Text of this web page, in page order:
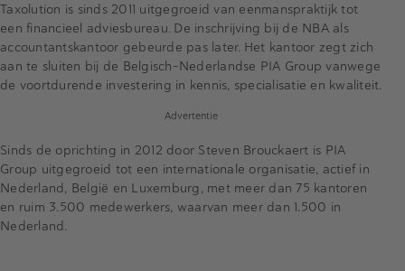
Taxolution is sinds 2011 uitgegroeid van eenmanspraktijk tot
een financieel adviesbureau. De inschrijving bij de NBA als
accountantskantoor gebeurde pas later. Het kantoor zegt zich
aan te sluiten bij de Belgisch-Nederlandse PIA Group vanwege
de voortdurende investering in kennis, specialisatie en kwaliteit.
Advertentie
Sinds de oprichting in 2012 door Steven Brouckaert is PIA
Group uitgegroeid tot een internationale organisatie, actief in
Nederland, België en Luxemburg, met meer dan 75 kantoren
en ruim 3.500 medewerkers, waarvan meer dan 1.500 in
Nederland.